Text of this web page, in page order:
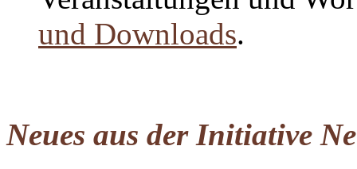
und Downloads.
Neues aus der Initiative